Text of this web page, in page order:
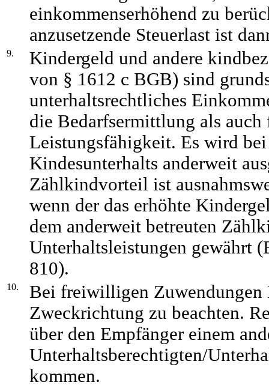
einkommenserhöhend zu
anzusetzende Steuerlast ist
9.
Kindergeld und andere
von § 1612 c BGB) sind
unterhaltsrechtliches
die Bedarfsermittlung als
Leistungsfähigkeit. Es wird
Kindesunterhalts anderweit
Zählkindvorteil ist
wenn der das erhöhte
dem anderweit betreuten
Unterhaltsleistungen gewährt
810).
10.
Bei freiwilligen Zuwendungen
Zweckrichtung zu beachten.
über den Empfänger einem
Unterhaltsberechtigten/
kommen.